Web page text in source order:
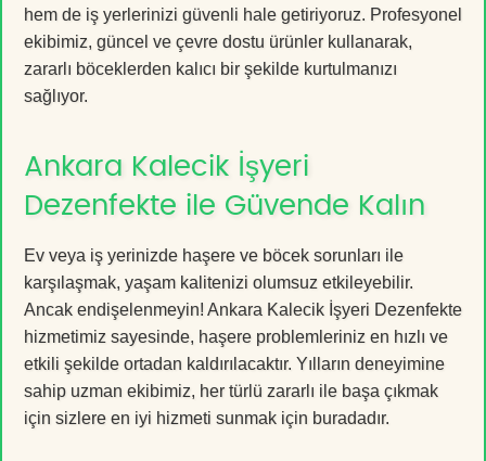
hem de iş yerlerinizi güvenli hale getiriyoruz. Profesyonel
ekibimiz, güncel ve çevre dostu ürünler kullanarak,
zararlı böceklerden kalıcı bir şekilde kurtulmanızı
sağlıyor.
Ankara Kalecik İşyeri
Dezenfekte ile Güvende Kalın
Ev veya iş yerinizde haşere ve böcek sorunları ile
karşılaşmak, yaşam kalitenizi olumsuz etkileyebilir.
Ancak endişelenmeyin! Ankara Kalecik İşyeri Dezenfekte
hizmetimiz sayesinde, haşere problemleriniz en hızlı ve
etkili şekilde ortadan kaldırılacaktır. Yılların deneyimine
sahip uzman ekibimiz, her türlü zararlı ile başa çıkmak
için sizlere en iyi hizmeti sunmak için buradadır.